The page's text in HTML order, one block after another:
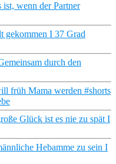
wenn der Partner
gekommen I 37 Grad
durch den
früh Mama werden #shorts
Glück ist es nie zu spät I
Hebamme zu sein I